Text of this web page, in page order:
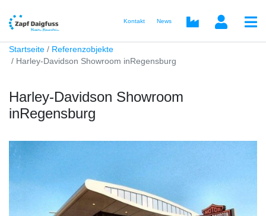
Kontakt News
Startseite
Referenzobjekte
Harley-Davidson Showroom inRegensburg
Harley-Davidson Showroom
inRegensburg